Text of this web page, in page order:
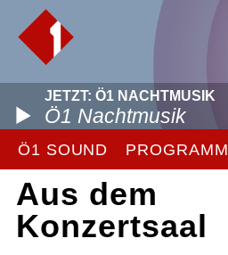
JETZT: Ö1 NACHTMUSIK
Ö1 Nachtmusik
Ö1 SOUND PROGRAMM
Aus dem
Konzertsaal